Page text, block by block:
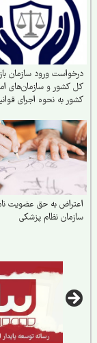
ورود سازمان بازرسی
و سازمان‌های امنیتی
به نحوه اجرای قوانین و
اجتماعی
به حق عضویت نامتعارف
نظام پزشکی